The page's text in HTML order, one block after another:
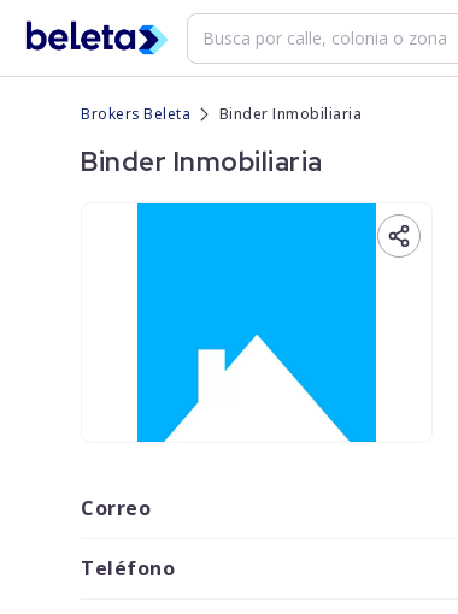
Brokers Beleta Binder Inmobiliaria
Binder Inmobiliaria
Correo
Teléfono